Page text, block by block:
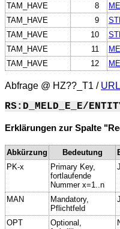
TAM_HAVE
8
TAM_HAVE
9
TAM_HAVE
10
TAM_HAVE
11
TAM_HAVE
12
Abfrage @ HZ??_T1 / URL
RS:D_MELD_E_E/
Erklärungen zur Spalte
Abkürzung Bedeutung
PK-x
Primary Key,
fortlaufende
Nummer x=1..n
MAN
Mandatory,
Pflichtfeld
OPT
Optional,